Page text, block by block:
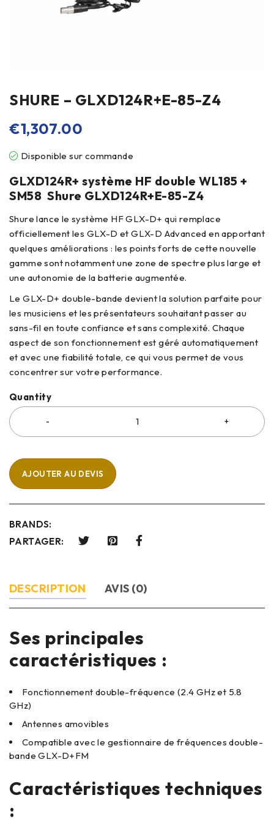
SHURE – GLXD124R+E-85-Z4
€1,307.00
Disponible sur commande
GLXD124R+ système HF double WL185 +
SM58 Shure GLXD124R+E-85-Z4
Shure lance le système HF GLX-D+ qui remplace
officiellement les GLX-D et GLX-D Advanced en apportant
quelques améliorations : les points forts de cette nouvelle
gamme sont notamment une zone de spectre plus large et
une autonomie de la batterie augmentée.
Le GLX-D+ double-bande devient la solution parfaite pour
les musiciens et les présentateurs souhaitant passer au
sans-fil en toute confiance et sans complexité. Chaque
aspect de son fonctionnement est géré automatiquement
et avec une fiabilité totale, ce qui vous permet de vous
concentrer sur votre performance.
Quantity
AJOUTER AU DEVIS
BRANDS:
PARTAGER:
DESCRIPTION AVIS (0)
Ses principales
caractéristiques :
Fonctionnement double-fréquence (2.4 GHz et 5.8
GHz)
Antennes amovibles
Compatible avec le gestionnaire de fréquences double-
bande GLX-D+FM
Caractéristiques techniques
: